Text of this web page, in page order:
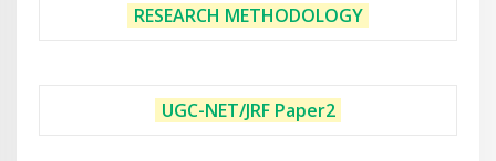
RESEARCH METHODOLOGY
UGC-NET/JRF Paper2